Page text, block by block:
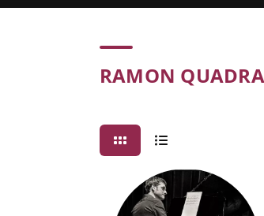
Concert
RAMON